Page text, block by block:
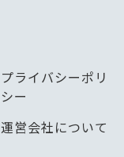
プライバシーポリ
シー
運営会社について